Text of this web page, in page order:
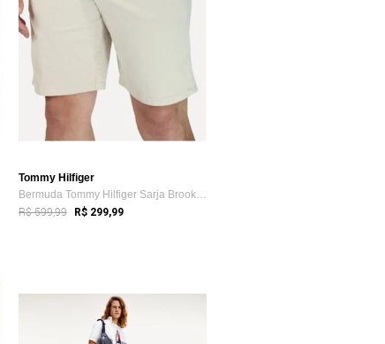
Tommy Hilfiger
Bermuda Tommy Hilfiger Sarja Brooklyn 9in Areia
R$ 599,99 R$ 299,99